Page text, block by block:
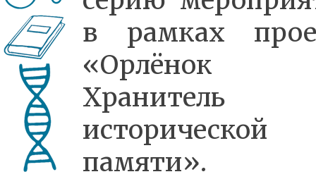
в рамках
Хранитель
исторической
памяти».